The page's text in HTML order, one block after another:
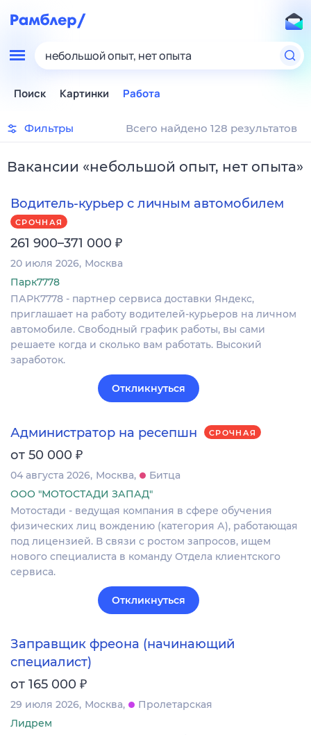
небольшой опыт, нет опыта
Поиск Картинки Работа
Фильтры Всего найдено 128 результатов
Вакансии «небольшой опыт, нет опыта»
Водитель-курьер с личным автомобилем
СРОЧНАЯ
261 900–371 000 ₽
20 июля 2026 Москва
Парк7778
ПАРК7778 - партнер сервиса доставки Яндекс,
приглашает на работу водителей-курьеров на личном
автомобиле. Свободный график работы, вы сами
решаете когда и сколько вам работать. Высокий
заработок.
Откликнуться
Администратор на ресепшн СРОЧНАЯ
от 50 000 ₽
04 августа 2026 Москва
Битца
ООО "МОТОСТАДИ ЗАПАД"
Мотостади - ведущая компания в сфере обучения
физических лиц вождению (категория А), работающая
под лицензией. В связи с ростом запросов, ищем
нового специалиста в команду Отдела клиентского
сервиса.
Откликнуться
Заправщик фреона (начинающий
специалист)
от 165 000 ₽
29 июля 2026 Москва
Пролетарская
Лидрем